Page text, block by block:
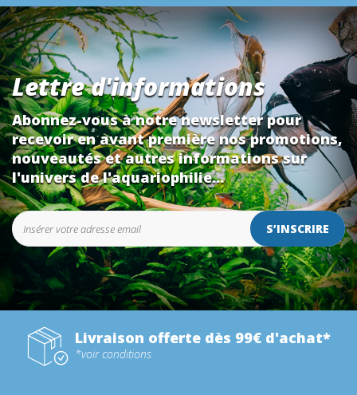
Lettre d'informations
Abonnez-vous à notre newsletter pour
recevoir en avant première nos promotions,
nouveautés et autres informations sur
l'univers de l'aquariophilie...
S’INSCRIRE
Livraison offerte dès 99€ d'achat*
*voir conditions